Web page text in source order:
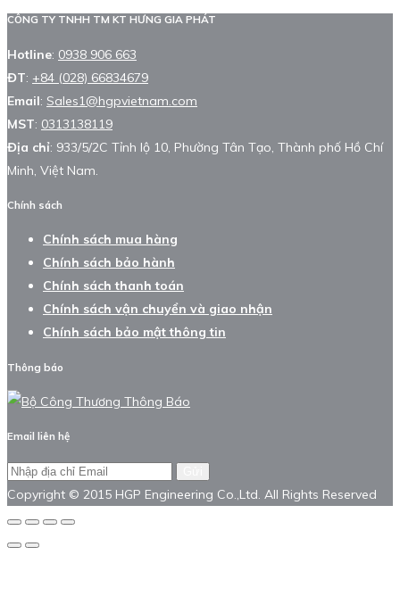
CÔNG TY TNHH TM KT HƯNG GIA PHÁT
Hotline: 0938 906 663
ĐT: +84 (028) 66834679
Email: Sales1@hgpvietnam.com
MST: 0313138119
Địa chỉ: 933/5/2C Tỉnh lộ 10, Phường Tân Tạo, Thành phố Hồ Chí
Minh, Việt Nam.
Chính sách
Chính sách mua hàng
Chính sách bảo hành
Chính sách thanh toán
Chính sách vận chuyển và giao nhận
Chính sách bảo mật thông tin
Thông báo
Email liên hệ
Copyright © 2015 HGP Engineering Co.,Ltd. All Rights Reserved